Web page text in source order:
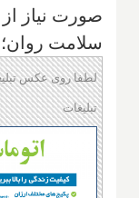
صورت نیاز
سلامت
لطفا روی عکس
تبلیغات